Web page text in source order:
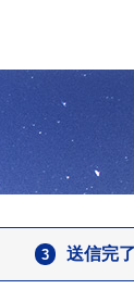
送信完了